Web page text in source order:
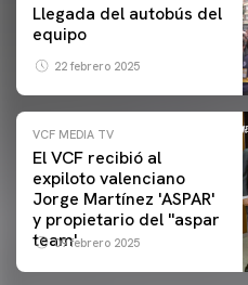
Llegada del autobús del
equipo
22 febrero 2025
VCF MEDIA TV
El VCF recibió al
expiloto valenciano
Jorge Martínez 'ASPAR'
y propietario del ''aspar
team'
09 febrero 2025